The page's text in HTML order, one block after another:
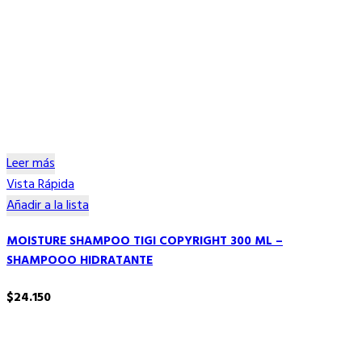
Leer más
Vista Rápida
Añadir a la lista
MOISTURE SHAMPOO TIGI COPYRIGHT 300 ML –
SHAMPOOO HIDRATANTE
$24.150